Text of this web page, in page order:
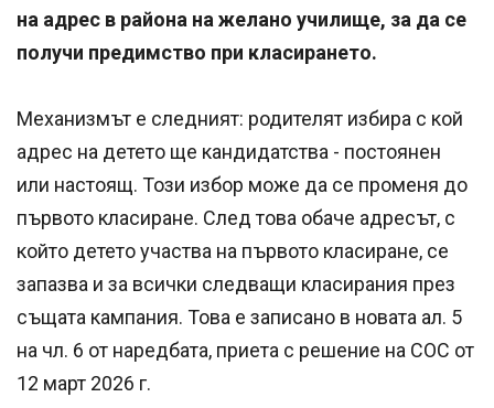
на адрес в района на желано училище, за да се
получи предимство при класирането.
Механизмът е следният: родителят избира с кой
адрес на детето ще кандидатства - постоянен
или настоящ. Този избор може да се променя до
първото класиране. След това обаче адресът, с
който детето участва на първото класиране, се
запазва и за всички следващи класирания през
същата кампания. Това е записано в новата ал. 5
на чл. 6 от наредбата, приета с решение на СОС от
12 март 2026 г.